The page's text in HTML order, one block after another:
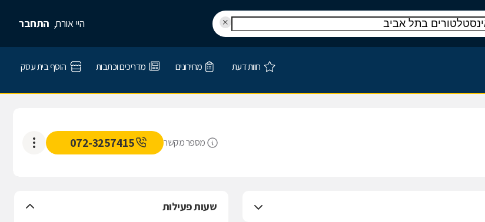
היי אורח, התחבר
חוות דעת מחירונים מדריכים וכתבות הוסף בית עסק
מספר מקשר 072-3257415
שעות פעילות